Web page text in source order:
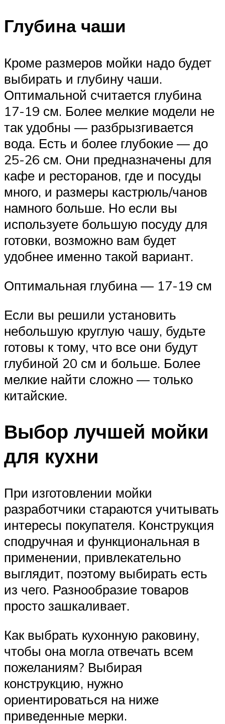
Глубина чаши
Кроме размеров мойки надо будет
выбирать и глубину чаши.
Оптимальной считается глубина
17-19 см. Более мелкие модели не
так удобны — разбрызгивается
вода. Есть и более глубокие — до
25-26 см. Они предназначены для
кафе и ресторанов, где и посуды
много, и размеры кастрюль/чанов
намного больше. Но если вы
используете большую посуду для
готовки, возможно вам будет
удобнее именно такой вариант.
Оптимальная глубина — 17-19 см
Если вы решили установить
небольшую круглую чашу, будьте
готовы к тому, что все они будут
глубиной 20 см и больше. Более
мелкие найти сложно — только
китайские.
Выбор лучшей мойки
для кухни
При изготовлении мойки
разработчики стараются учитывать
интересы покупателя. Конструкция
сподручная и функциональная в
применении, привлекательно
выглядит, поэтому выбирать есть
из чего. Разнообразие товаров
просто зашкаливает.
Как выбрать кухонную раковину,
чтобы она могла отвечать всем
пожеланиям? Выбирая
конструкцию, нужно
ориентироваться на ниже
приведенные мерки.